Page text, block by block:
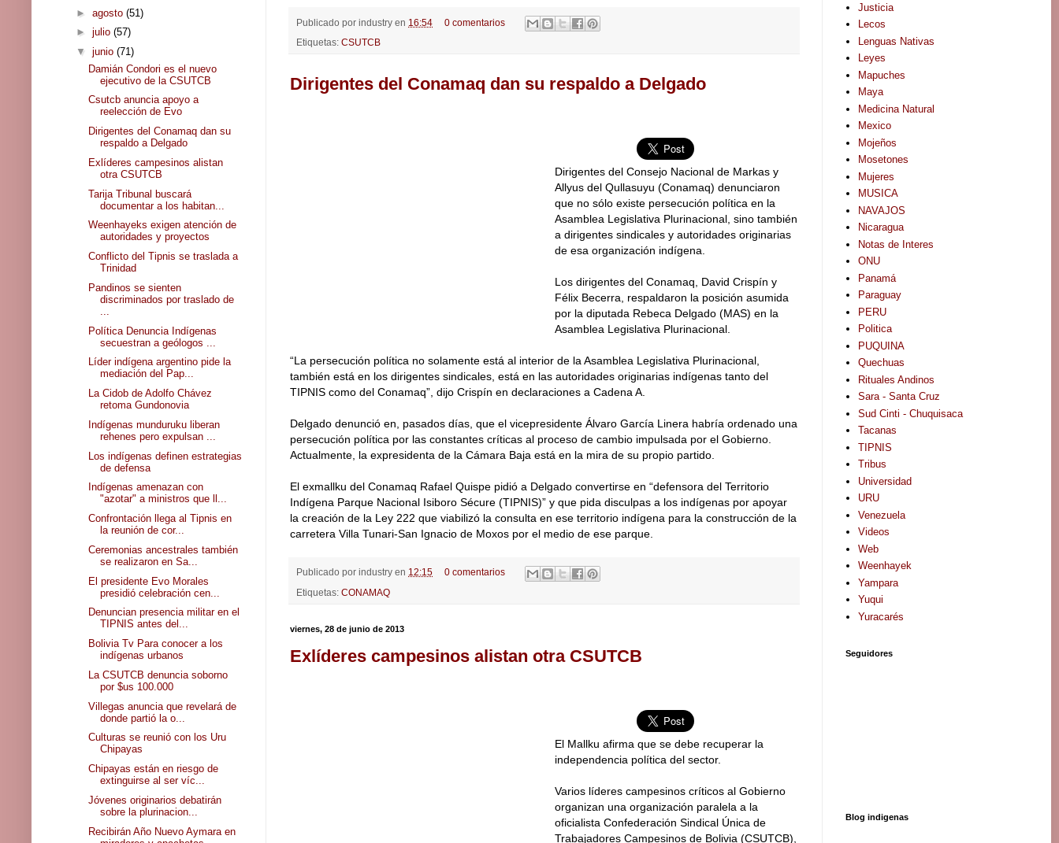
Publicado por industry en 16:54
0 comentarios
Etiquetas: CSUTCB
Dirigentes del Conamaq dan su respaldo a Delgado
Dirigentes del Consejo Nacional de Markas y
Allyus del Qullasuyu (Conamaq) denunciaron
que no sólo existe persecución política en la
Asamblea Legislativa Plurinacional, sino también
a dirigentes sindicales y autoridades originarias
de esa organización indígena.
Los dirigentes del Conamaq, David Crispín y
Félix Becerra, respaldaron la posición asumida
por la diputada Rebeca Delgado (MAS) en la
Asamblea Legislativa Plurinacional.
“La persecución política no solamente está al interior de la Asamblea Legislativa Plurinacional,
también está en los dirigentes sindicales, está en las autoridades originarias indígenas tanto del
TIPNIS como del Conamaq”, dijo Crispín en declaraciones a Cadena A.
Delgado denunció en, pasados días, que el vicepresidente Álvaro García Linera habría ordenado una
persecución política por las constantes críticas al proceso de cambio impulsada por el Gobierno.
Actualmente, la expresidenta de la Cámara Baja está en la mira de su propio partido.
El exmallku del Conamaq Rafael Quispe pidió a Delgado convertirse en “defensora del Territorio
Indígena Parque Nacional Isiboro Sécure (TIPNIS)” y que pida disculpas a los indígenas por apoyar
la creación de la Ley 222 que viabilizó la consulta en ese territorio indígena para la construcción de la
carretera Villa Tunari-San Ignacio de Moxos por el medio de ese parque.
Publicado por industry en 12:15
0 comentarios
Etiquetas: CONAMAQ
viernes, 28 de junio de 2013
Exlíderes campesinos alistan otra CSUTCB
El Mallku afirma que se debe recuperar la
independencia política del sector.
Varios líderes campesinos críticos al Gobierno
organizan una organización paralela a la
oficialista Confederación Sindical Única de
Trabajadores Campesinos de Bolivia (CSUTCB),
► agosto (51)
► julio (57)
▼ junio (71)
Damián Condori es el nuevo
ejecutivo de la CSUTCB
Csutcb anuncia apoyo a
reelección de Evo
Dirigentes del Conamaq dan su
respaldo a Delgado
Exlíderes campesinos alistan
otra CSUTCB
Tarija Tribunal buscará
documentar a los habitan...
Weenhayeks exigen atención de
autoridades y proyectos
Conflicto del Tipnis se traslada a
Trinidad
Pandinos se sienten
discriminados por traslado de
Política Denuncia Indígenas
secuestran a geólogos ...
Líder indígena argentino pide la
mediación del Pap...
La Cidob de Adolfo Chávez
retoma Gundonovia
Indígenas munduruku liberan
rehenes pero expulsan ...
Los indígenas definen estrategias
de defensa
Indígenas amenazan con
"azotar" a ministros que ll...
Confrontación llega al Tipnis en
la reunión de cor...
Ceremonias ancestrales también
se realizaron en Sa...
El presidente Evo Morales
presidió celebración cen...
Denuncian presencia militar en el
TIPNIS antes del...
Bolivia Tv Para conocer a los
indígenas urbanos
La CSUTCB denuncia soborno
por $us 100.000
Villegas anuncia que revelará de
donde partió la o...
Culturas se reunió con los Uru
Chipayas
Chipayas están en riesgo de
extinguirse al ser víc...
Jóvenes originarios debatirán
sobre la plurinacion...
Recibirán Año Nuevo Aymara en
Justicia
Lecos
Lenguas Nativas
Leyes
Mapuches
Maya
Medicina Natural
Mexico
Mojeños
Mosetones
Mujeres
MUSICA
NAVAJOS
Nicaragua
Notas de Interes
ONU
Panamá
Paraguay
PERU
Politica
PUQUINA
Quechuas
Rituales Andinos
Sara - Santa Cruz
Sud Cinti - Chuquisaca
Tacanas
TIPNIS
Tribus
Universidad
URU
Venezuela
Videos
Web
Weenhayek
Yampara
Yuqui
Yuracarés
Seguidores
Blog indigenas